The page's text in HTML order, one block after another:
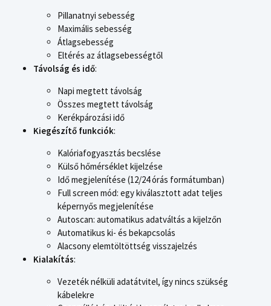
Pillanatnyi sebesség
Maximális sebesség
Átlagsebesség
Eltérés az átlagsebességtől
Távolság és idő:
Napi megtett távolság
Összes megtett távolság
Kerékpározási idő
Kiegészítő funkciók:
Kalóriafogyasztás becslése
Külső hőmérséklet kijelzése
Idő megjelenítése (12/24 órás formátumban)
Full screen mód: egy kiválasztott adat teljes
képernyős megjelenítése
Autoscan: automatikus adatváltás a kijelzőn
Automatikus ki- és bekapcsolás
Alacsony elemtöltöttség visszajelzés
Kialakítás:
Vezeték nélküli adatátvitel, így nincs szükség
kábelekre